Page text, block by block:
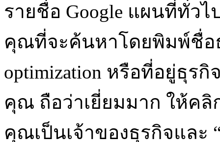
รายชื่อ Google แผนที่ทั่ว
คุณที่จะค้นหาโดยพิมพ์ชื่อ
optimization หรือที่อยู่ธุ
คุณ ถือว่าเยี่ยมมาก ให้ค
คุณเป็นเจ้าของธุรกิจและ